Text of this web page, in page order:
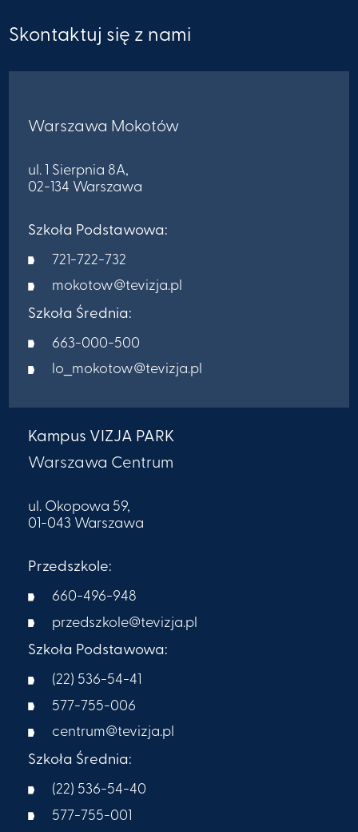
Skontaktuj się z nami
Warszawa Mokotów
ul. 1 Sierpnia 8A,
02-134 Warszawa
Szkoła Podstawowa:
721-722-732
mokotow@tevizja.pl
Szkoła Średnia:
663-000-500
lo_mokotow@tevizja.pl
Kampus VIZJA PARK
Warszawa Centrum
ul. Okopowa 59,
01-043 Warszawa
Przedszkole:
660-496-948
przedszkole@tevizja.pl
Szkoła Podstawowa:
(22) 536-54-41
577-755-006
centrum@tevizja.pl
Szkoła Średnia:
(22) 536-54-40
577-755-001